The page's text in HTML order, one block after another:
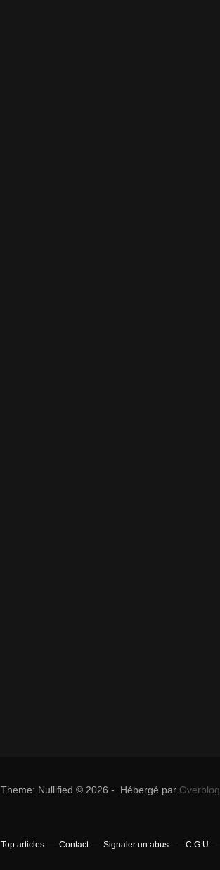
Theme: Nullified © 2026 - Hébergé par Overblog
Top articles Contact Signaler un abus C.G.U.